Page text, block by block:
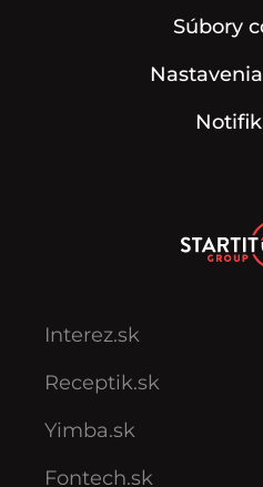
Súbory
Interez.sk
Receptik.sk
Yimba.sk
Fontech.sk